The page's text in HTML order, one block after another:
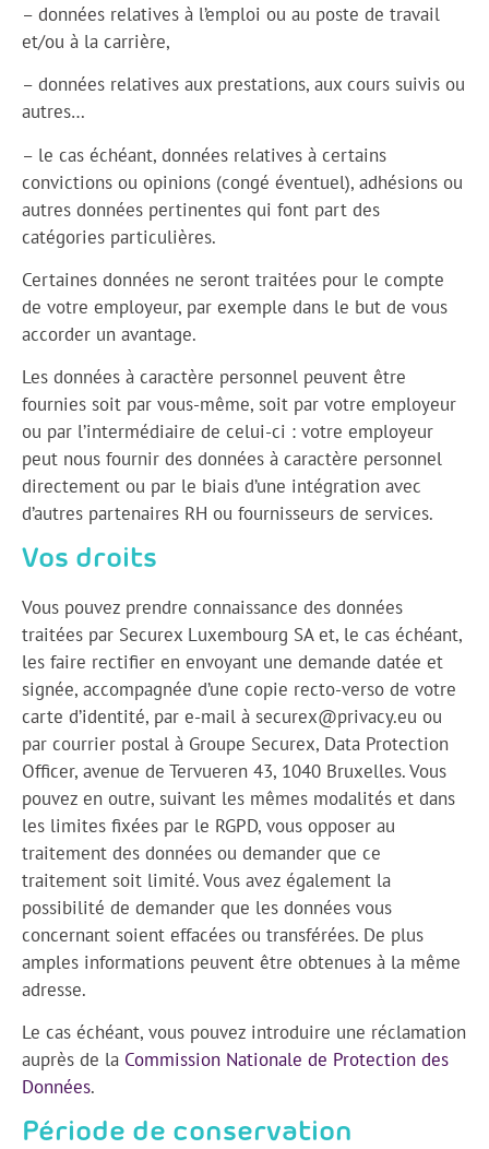
– données relatives à l’emploi ou au poste de travail
et/ou à la carrière,
– données relatives aux prestations, aux cours suivis ou
autres…
– le cas échéant, données relatives à certains
convictions ou opinions (congé éventuel), adhésions ou
autres données pertinentes qui font part des
catégories particulières.
Certaines données ne seront traitées pour le compte
de votre employeur, par exemple dans le but de vous
accorder un avantage.
Les données à caractère personnel peuvent être
fournies soit par vous-même, soit par votre employeur
ou par l’intermédiaire de celui-ci : votre employeur
peut nous fournir des données à caractère personnel
directement ou par le biais d’une intégration avec
d’autres partenaires RH ou fournisseurs de services.
Vos droits
Vous pouvez prendre connaissance des données
traitées par Securex Luxembourg SA et, le cas échéant,
les faire rectifier en envoyant une demande datée et
signée, accompagnée d’une copie recto-verso de votre
carte d’identité, par e-mail à securex@privacy.eu ou
par courrier postal à Groupe Securex, Data Protection
Officer, avenue de Tervueren 43, 1040 Bruxelles. Vous
pouvez en outre, suivant les mêmes modalités et dans
les limites fixées par le RGPD, vous opposer au
traitement des données ou demander que ce
traitement soit limité. Vous avez également la
possibilité de demander que les données vous
concernant soient effacées ou transférées. De plus
amples informations peuvent être obtenues à la même
adresse.
Le cas échéant, vous pouvez introduire une réclamation
auprès de la Commission Nationale de Protection des
Données.
Période de conservation